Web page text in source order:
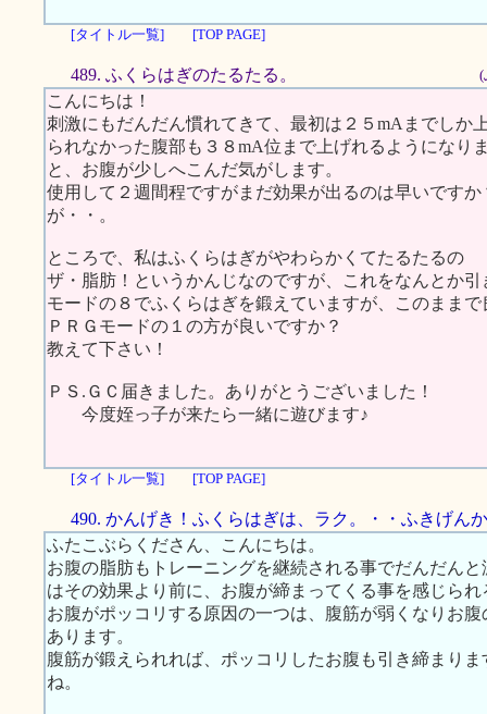
[タイトル一覧] [TOP PAGE]
489. ふくらはぎのたるたる。 (
こんにちは！
刺激にもだんだん慣れてきて、最初は２５mAまでしか
られなかった腹部も３８mA位まで上げれるようになり
と、お腹が少しへこんだ気がします。
使用して２週間程ですがまだ効果が出るのは早いです
が・・。
ところで、私はふくらはぎがやわらかくてたるたるの
ザ・脂肪！というかんじなのですが、これをなんとか
モードの８でふくらはぎを鍛えていますが、このまま
ＰＲＧモードの１の方が良いですか？
教えて下さい！
ＰＳ.ＧＣ届きました。ありがとうございました！
今度姪っ子が来たら一緒に遊びます♪
[タイトル一覧] [TOP PAGE]
490. かんげき！ふくらはぎは、ラク。・・ふきげん
ふたこぶらくださん、こんにちは。
お腹の脂肪もトレーニングを継続される事でだんだん
はその効果より前に、お腹が締まってくる事を感じら
お腹がポッコリする原因の一つは、腹筋が弱くなりお
あります。
腹筋が鍛えられれば、ポッコリしたお腹も引き締まり
ね。